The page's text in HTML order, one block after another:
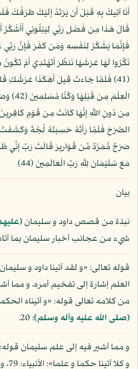
أَنَا آتِيكَ بِهِ قَبْلَ أَن يَرْتَدَّ إِلَيْكَ طَرْفُكَ
قَالَ هَذَا مِن فَضْلِ رَبِّي لِيَبْلُوَنِي
نَكِّرُوا لَهَا عَرْشَهَا نَنظُرْ أَتَهْتَدِي أَمْ
(41) فَلَمَّا جَاءتْ قِيلَ أَهَكَذَا عَرْشُكِ
الْعِلْمَ
الصَّرْحَ فَلَمَّا رَأَتْهُ حَسِبَتْهُ لُجَّةً
صَرْحٌ مُّمَرَّدٌ مِّن قَوَارِيرَ قَالَتْ رَبِّ
مَعَ سُلَيْمَانَ لِلَّهِ رَبِّ الْعَالَمِينَ (44)
بيان
نبذة من قصص داود و سليمان
شيء من عجائب أخبار سليمان بما
قوله تعالى: «و لقد آتينا داود و
العلم إشارة إلى تفخيم أمره، و مما
من كلامه تعالى قوله: «و آتيناه
(صلى الله عليه وآله وسلم): 20.
و مما أشير فيه إلى علم سليمان
و